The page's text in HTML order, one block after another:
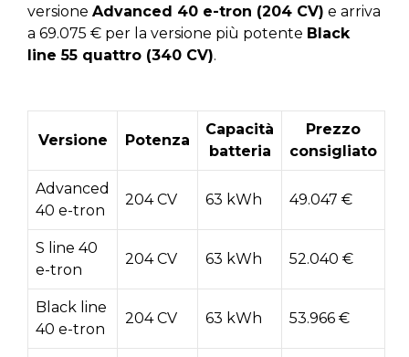
versione Advanced 40 e-tron (204 CV) e arriva
a 69.075 € per la versione più potente Black
line 55 quattro (340 CV).
Versione Potenza
Capacità
batteria
Prezzo
consigliato
Advanced
40 e-tron
204 CV 63 kWh 49.047 €
S line 40
e-tron
204 CV 63 kWh 52.040 €
Black line
40 e-tron
204 CV 63 kWh 53.966 €